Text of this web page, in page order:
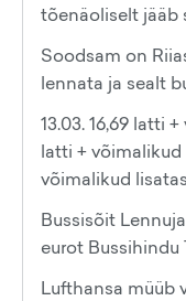
tõenäoliselt jääb
Soodsam on
lennata ja sealt
13.03. 16,69 latti
latti + võimalikud
võimalikud
Bussisõit
eurot
Lufthansa müüb